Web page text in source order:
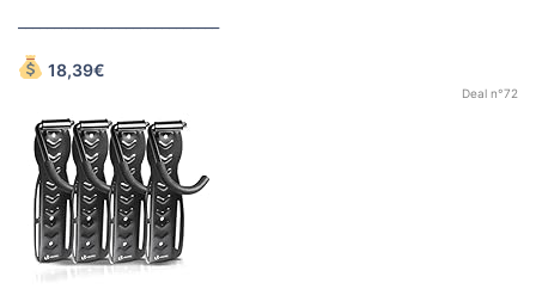
18,39€
Deal n°72